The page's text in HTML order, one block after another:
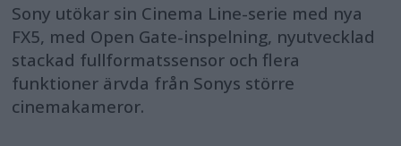
Sony utökar sin Cinema Line-serie med nya
FX5, med Open Gate-inspelning, nyutvecklad
stackad fullformatssensor och flera
funktioner ärvda från Sonys större
cinemakameror.